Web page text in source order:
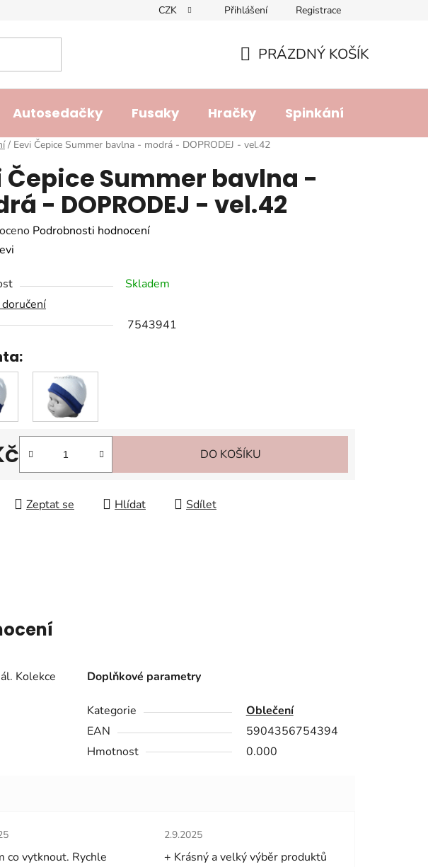
Doprava a platba Lhůta pro vyřízení reklamace
CZK Přihlášení Registrace
KOŠÍK
PRÁZDNÝ KOŠÍK
Autosedačky Fusaky Hračky Spinkání
/ Eevi Čepice Summer bavlna - modrá - DOPRODEJ - vel.42
Čepice Summer bavlna -
- DOPRODEJ - vel.42
Podrobnosti hodnocení
Skladem
7543941
DO KOŠÍKU
Zeptat se Hlídat Sdílet
Kolekce
Doplňkové parametry
Kategorie
Oblečení
EAN
5904356754394
Hmotnost
0.000
obchodu je 5 z 5 hvězdiček.
co vytknout. Rychle
Hodnocení obchodu je 5 z 5 hvězdiček.
2.9.2025
+ Krásný a velký výběr produktů